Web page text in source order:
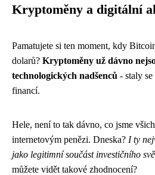
Kryptoměny a digitální
Pamatujete si ten moment, kdy
dolarů? Kryptoměny už dávno
technologických nadšenců - staly
financí.
Hele, není to tak dávno, co jsme
internetovým penězi. Dneska? I ty
jako legitimní součást investičního
můžete vidět takové zhodnocení?